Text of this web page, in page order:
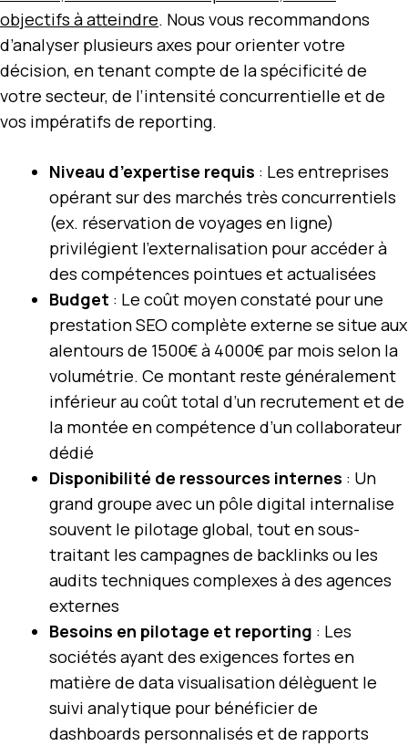
objectifs à atteindre. Nous vous recommandons
d’analyser plusieurs axes pour orienter votre
décision, en tenant compte de la spécificité de
votre secteur, de l’intensité concurrentielle et de
vos impératifs de reporting.
Niveau d’expertise requis : Les entreprises
opérant sur des marchés très concurrentiels
(ex. réservation de voyages en ligne)
privilégient l’externalisation pour accéder à
des compétences pointues et actualisées
Budget : Le coût moyen constaté pour une
prestation SEO complète externe se situe aux
alentours de 1500€ à 4000€ par mois selon la
volumétrie. Ce montant reste généralement
inférieur au coût total d’un recrutement et de
la montée en compétence d’un collaborateur
dédié
Disponibilité de ressources internes : Un
grand groupe avec un pôle digital internalise
souvent le pilotage global, tout en sous-
traitant les campagnes de backlinks ou les
audits techniques complexes à des agences
externes
Besoins en pilotage et reporting : Les
sociétés ayant des exigences fortes en
matière de data visualisation délèguent le
suivi analytique pour bénéficier de
dashboards personnalisés et de rapports